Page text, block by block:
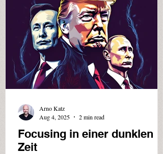
zunächst wichtige Grundsätze des Inner
Relationship Focusing: Es geht nicht darum,
inneres Erleben zu verändern, sondern um die
Focusing in einer dunklen
Zeit
Arno Katz
Aug 4, 2025
2 min read